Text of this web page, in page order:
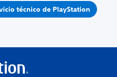
técnico de PlayStation